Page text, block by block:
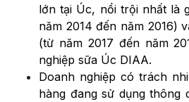
lớn tại Úc, nổi trội nhất là
năm 2014 đến năm 2016)
(từ năm 2017 đến năm
nghiệp sữa Úc DIAA.
Doanh nghiệp có trách
hàng đang sử dụng thông